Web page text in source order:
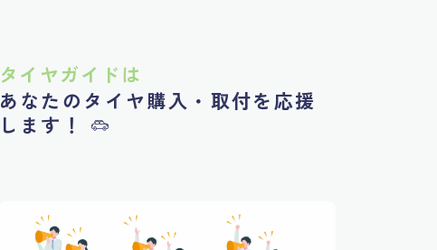
タイヤガイドは
あなたのタイヤ購入・取付を応援
します！